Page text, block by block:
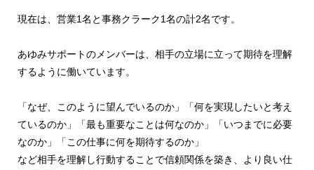
現在は、営業1名と事務クラーク1名の計2名です。
あゆみサポートのメンバーは、相手の立場に立って期待を理解
するように働いています。
「なぜ、このように望んでいるのか」「何を実現したいと考え
ているのか」「最も重要なことは何なのか」「いつまでに必要
なのか」「この仕事に何を期待するのか」
など相手を理解し行動することで信頼関係を築き、より良い仕